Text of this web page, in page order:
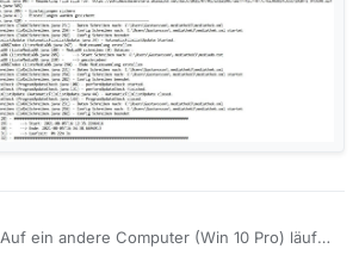
Auf ein andere Computer (Win 10 Pro) läuft